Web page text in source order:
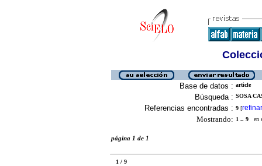
Base de datos : article
Búsqueda : SOSA
Referencias encontradas : 9 [refinar
Mostrando: 1 .. 9 en
página 1 de 1
1 / 9